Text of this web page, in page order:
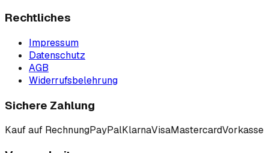
Rechtliches
Impressum
Datenschutz
AGB
Widerrufsbelehrung
Sichere Zahlung
Kauf auf RechnungPayPalKlarnaVisaMastercardVorkasse